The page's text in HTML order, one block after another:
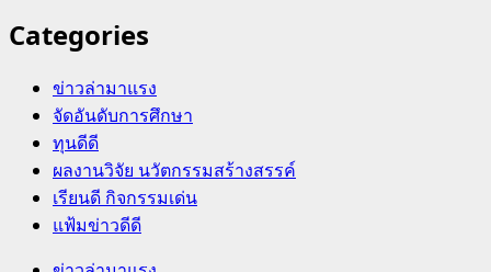
Categories
ข่าวล่ามาแรง
จัดอันดับการศึกษา
ทุนดีดี
ผลงานวิจัย นวัตกรรมสร้างสรรค์
เรียนดี กิจกรรมเด่น
แฟ้มข่าวดีดี